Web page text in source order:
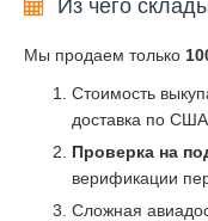
Из чего
Мы продаем только
Стоимость
доставка по США.
Проверка на
верификации
Сложная